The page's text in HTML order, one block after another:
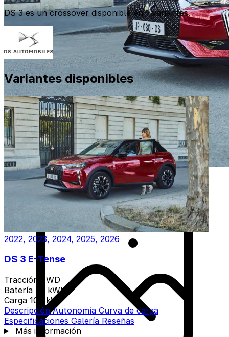
DS 3 es un crossover disponible en 1 variantes.
Variantes disponibles
2022, 2023, 2024, 2025, 2026
DS 3 E-Tense
Tracción
FWD
Batería 54 kWh
Carga 100 kW
DescripciónAutonomía Curva de carga
Especificaciones Galería Reseñas
Más información